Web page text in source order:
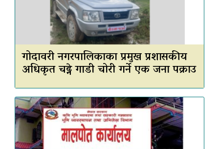
गोदावरी नगरपालिकाका प्रमुख प्रशासकीय
अधिकृत चढ्ने गाडी चोरी गर्ने एक जना पक्राउ